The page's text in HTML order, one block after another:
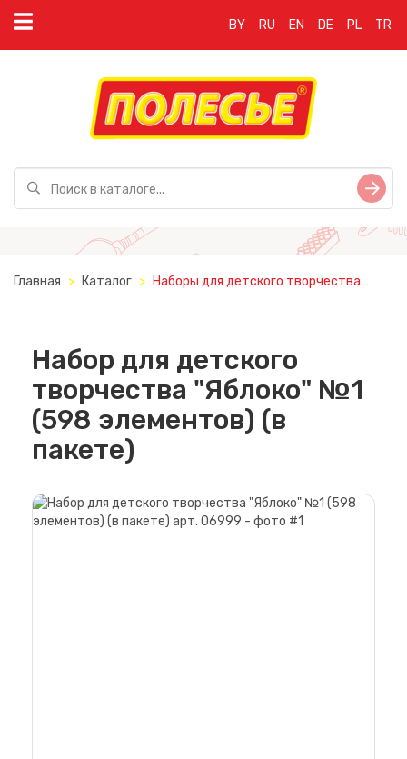
BY RU EN DE PL TR
Главная Каталог Наборы для детского творчества
Набор для детского
творчества "Яблоко" №1
(598 элементов) (в
пакете)